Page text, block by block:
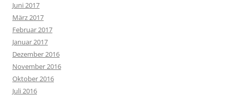
Juni 2017
März 2017
Februar 2017
Januar 2017
Dezember 2016
November 2016
Oktober 2016
Juli 2016